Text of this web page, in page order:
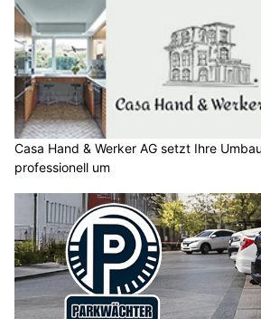
Casa Hand & Werker AG setzt Ihre
professionell um